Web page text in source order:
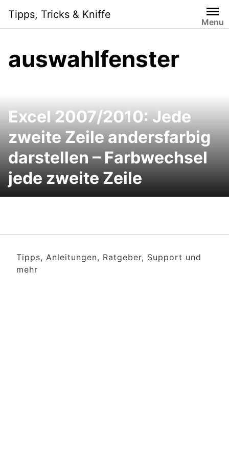
content
Tipps, Tricks & Kniffe
Menu
auswahlfenster
Excel 2007/2010: Jede
zweite Zeile andersfarbig
darstellen – Farbwechsel
jede zweite Zeile
Tipps, Anleitungen, Ratgeber, Support und
mehr